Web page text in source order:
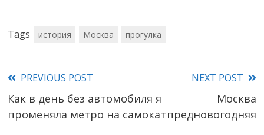
Tags история Москва прогулка
Read
more
PREVIOUS POST
Как в день без автомобиля я
променяла метро на самокат
NEXT POST
Москва
предновогодняя